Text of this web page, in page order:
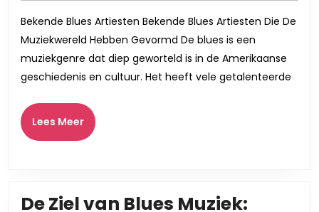
Blues
Bekende Blues Artiesten Bekende Blues Artiesten Die De
Muziekwereld Hebben Gevormd De blues is een
muziekgenre dat diep geworteld is in de Amerikaanse
geschiedenis en cultuur. Het heeft vele getalenteerde
Lees MeerLees
Meer
De Ziel van Blues Muziek: